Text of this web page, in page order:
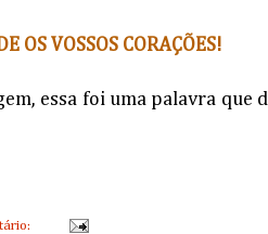
OS VOSSOS CORAÇÕES!
essa foi uma palavra que